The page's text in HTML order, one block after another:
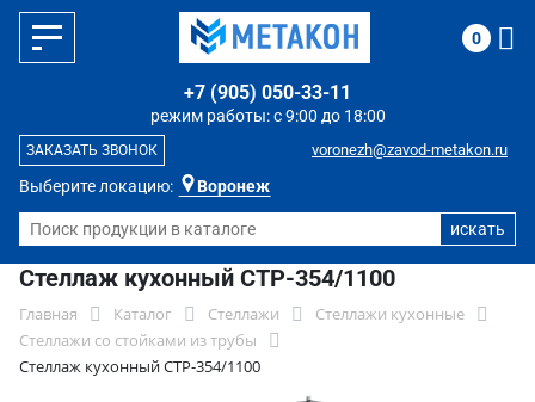
Выберите локацию: Воронеж
режим работы: с 9:00 до 18:00
+7 (905) 050-33-11
voronezh@zavod-metakon.ru
ЗАКАЗАТЬ ЗВОНОК
0
Стеллаж кухонный СТР-354/1100
Главная Каталог Стеллажи
Стеллажи кухонные
Стеллажи со стойками из трубы
Стеллаж кухонный СТР-354/1100